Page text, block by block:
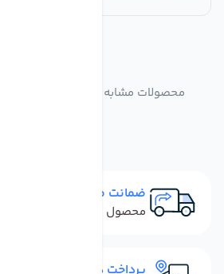
ضمانت مرجوعی
محصول نباید آسیب دیده باشد